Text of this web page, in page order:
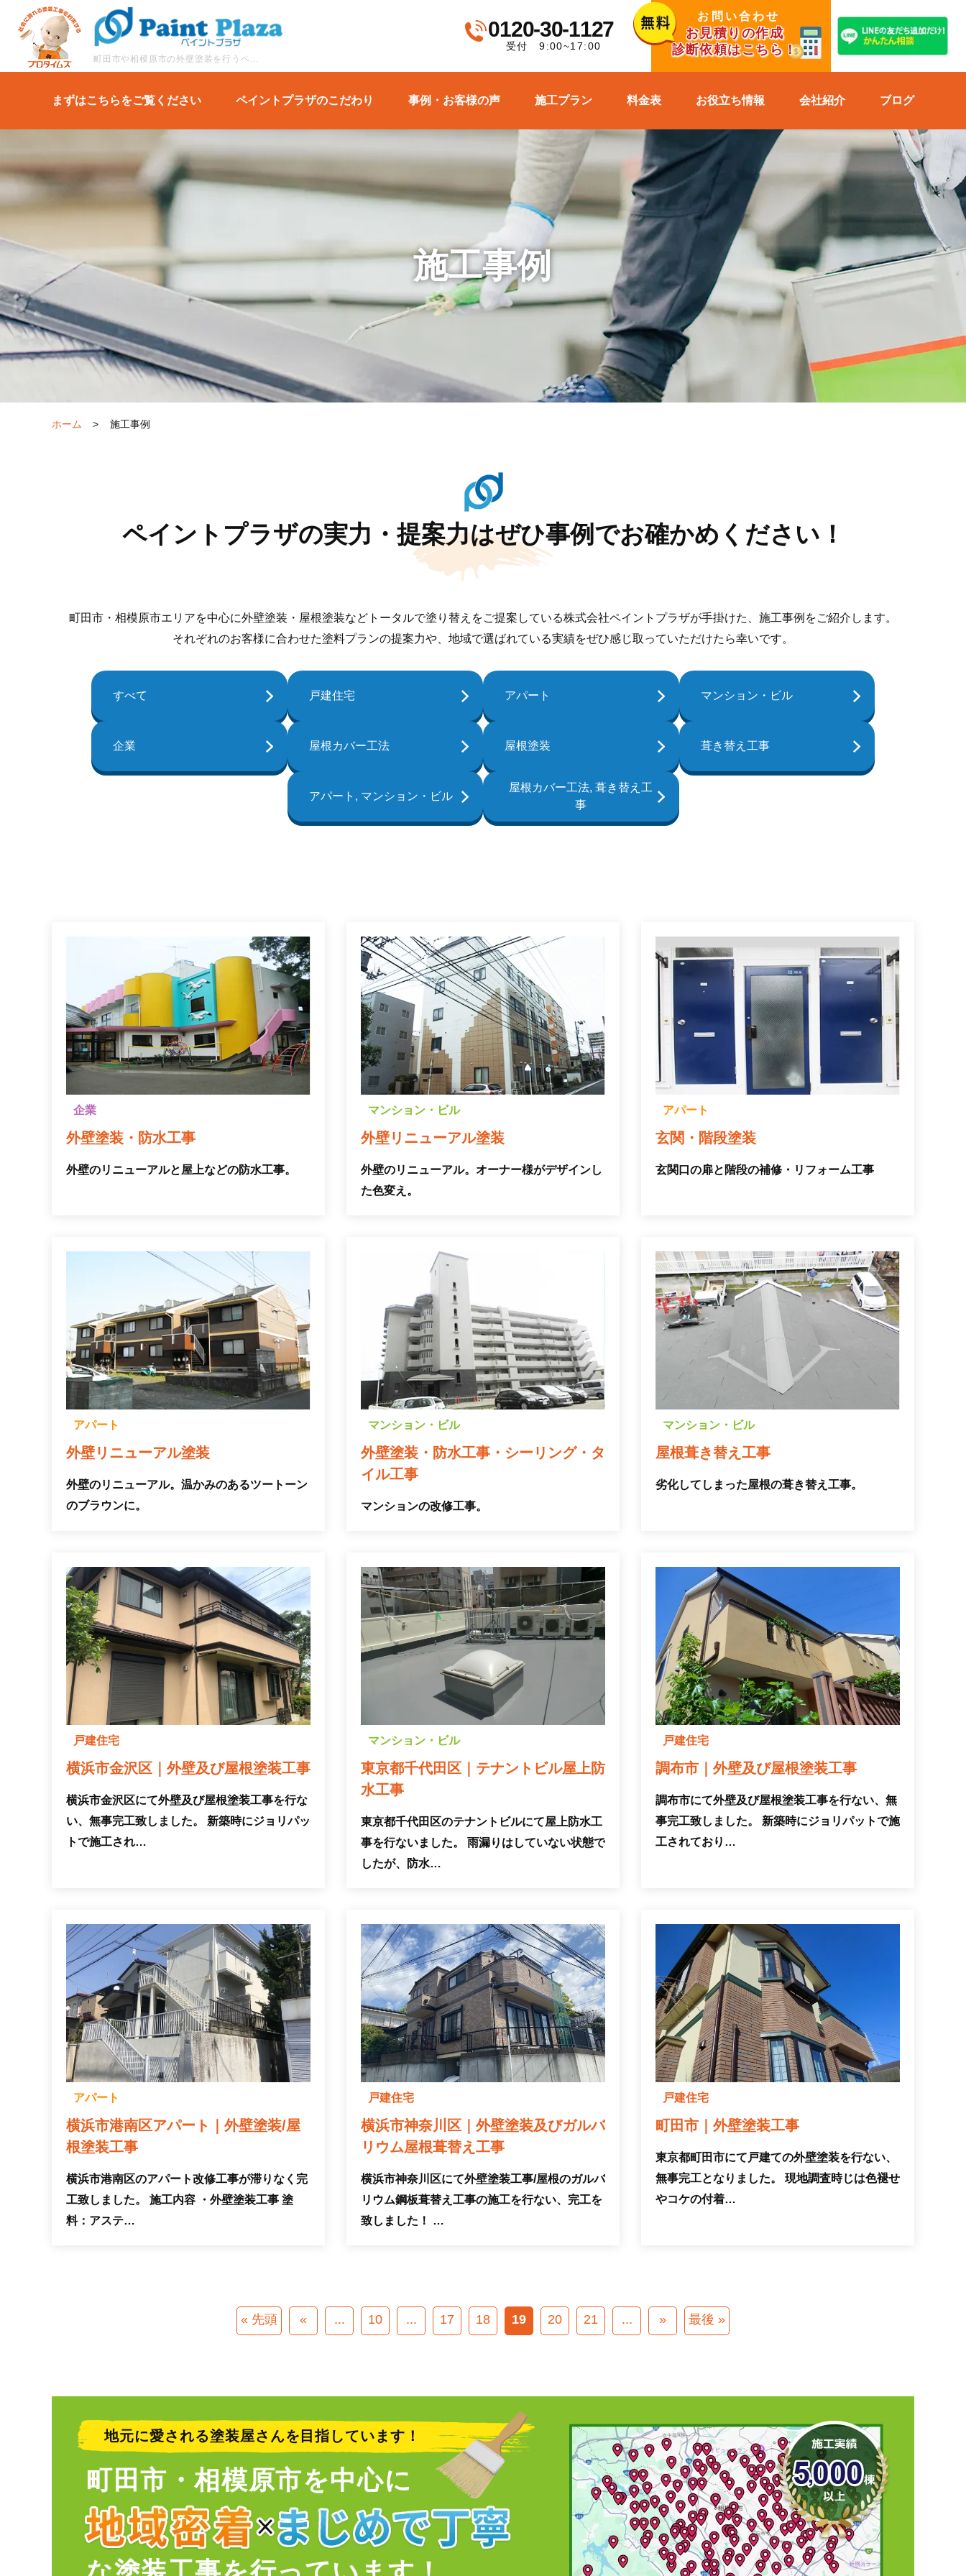
町田市や相模原市の外壁塗装を行うペイントプラザの施工事例を一覧でご紹介します。
0120-30-1127
受付 9:00~17:00
お問い合わせ
お見積りの作成
診断依頼はこちら！
まずはこちらをご覧ください ペイントプラザのこだわり 事例・お客様の声 施工プラン 料金表 お役立ち情報 会社紹介 ブログ
施工事例
ホーム > 施工事例
ペイントプラザの実力・提案力はぜひ事例でお確かめください！
町田市・相模原市エリアを中心に外壁塗装・屋根塗装などトータルで塗り替えをご提案している株式会社ペイントプラザが手掛けた、施工事例をご紹介します。
それぞれのお客様に合わせた塗料プランの提案力や、地域で選ばれている実績をぜひ感じ取っていただけたら幸いです。
すべて 戸建住宅 アパート マンション・ビル
企業 屋根カバー工法 屋根塗装 葺き替え工事
アパート, マンション・ビル
屋根カバー工法, 葺き替え工
事
企業
外壁塗装・防水工事
外壁のリニューアルと屋上などの防水工事。
マンション・ビル
外壁リニューアル塗装
外壁のリニューアル。オーナー様がデザインし
た色変え。
アパート
玄関・階段塗装
玄関口の扉と階段の補修・リフォーム工事
アパート
外壁リニューアル塗装
外壁のリニューアル。温かみのあるツートーン
のブラウンに。
マンション・ビル
外壁塗装・防水工事・シーリング・タ
イル工事
マンションの改修工事。
マンション・ビル
屋根葺き替え工事
劣化してしまった屋根の葺き替え工事。
戸建住宅
横浜市金沢区｜外壁及び屋根塗装工事
横浜市金沢区にて外壁及び屋根塗装工事を行な
い、無事完工致しました。 新築時にジョリパッ
トで施工され…
マンション・ビル
東京都千代田区｜テナントビル屋上防
水工事
東京都千代田区のテナントビルにて屋上防水工
事を行ないました。 雨漏りはしていない状態で
したが、防水…
戸建住宅
調布市｜外壁及び屋根塗装工事
調布市にて外壁及び屋根塗装工事を行ない、無
事完工致しました。 新築時にジョリパットで施
工されており…
アパート
横浜市港南区アパート｜外壁塗装/屋
根塗装工事
横浜市港南区のアパート改修工事が滞りなく完
工致しました。 施工内容 ・外壁塗装工事 塗
料：アステ…
戸建住宅
横浜市神奈川区｜外壁塗装及びガルバ
リウム屋根葺替え工事
横浜市神奈川区にて外壁塗装工事/屋根のガルバ
リウム鋼板葺替え工事の施工を行ない、完工を
致しました！ …
戸建住宅
町田市｜外壁塗装工事
東京都町田市にて戸建ての外壁塗装を行ない、
無事完工となりました。 現地調査時じは色褪せ
やコケの付着…
« 先頭 « ... 10 ... 17 18 19 20 21 ... » 最後 »
地元に愛される塗装屋さんを目指しています！
町田市・相模原市を中心に